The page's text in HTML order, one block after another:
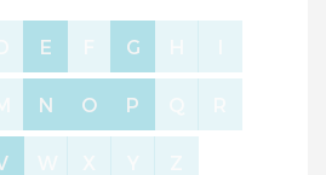
E G
N O P